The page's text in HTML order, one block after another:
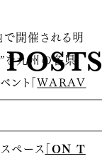
開催される明
を九州の各県
ント「WARAV
ペース「ON T